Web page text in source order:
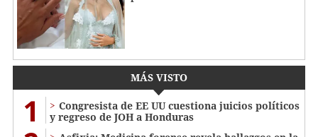
MÁS VISTO
1
Congresista de EE UU cuestiona juicios políticos
y regreso de JOH a Honduras